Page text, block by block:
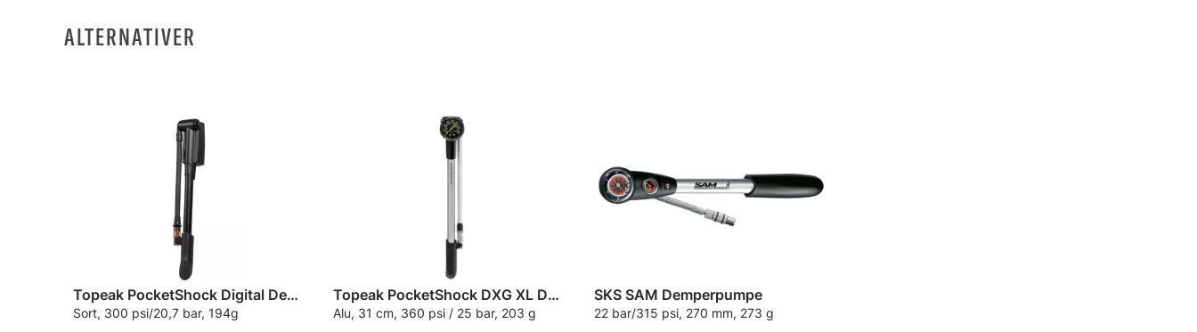
ALTERNATIVER
Topeak PocketShock Digital Demperpumpe
Sort, 300 psi/20,7 bar, 194g
Topeak PocketShock DXG XL Demperpumpe
Alu, 31 cm, 360 psi / 25 bar, 203 g
SKS SAM Demperpumpe
22 bar/315 psi, 270 mm, 273 g